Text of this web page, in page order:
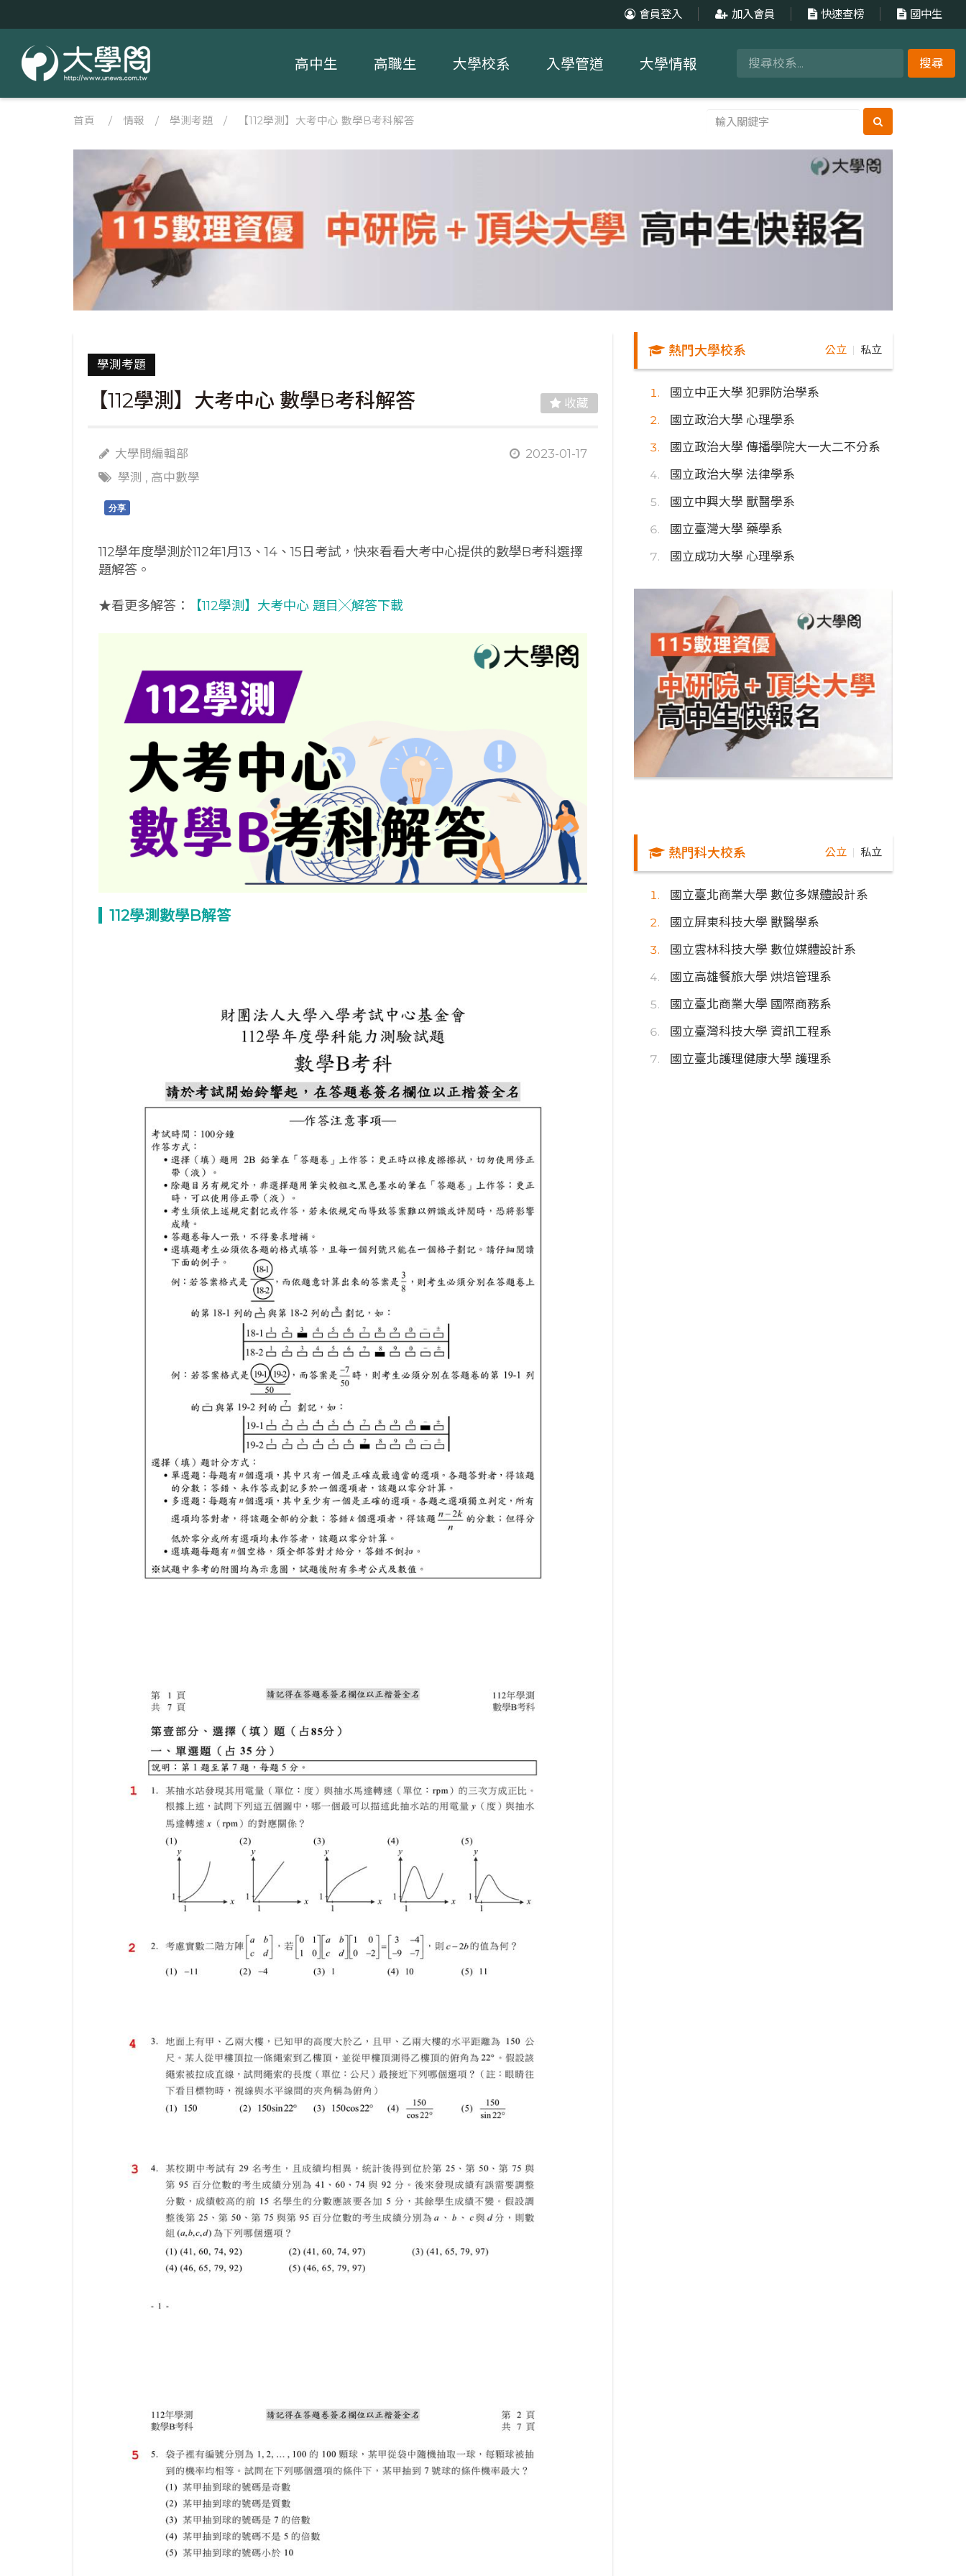
會員登入 加入會員 快速查榜 國中生
搜尋
高中生 高職生 大學校系 入學管道 大學情報
首頁 / 情報 / 學測考題 / 【112學測】大考中心 數學B考科解答
學測考題
【112學測】大考中心 數學B考科解答 收藏
大學問編輯部
2023-01-17
學測 , 高中數學
分享
112學年度學測於112年1月13、14、15日考試，快來看看大考中心提供的數學B考科選擇
題解答。
★看更多解答： 【112學測】大考中心 題目╳解答下載
112學測數學B解答
熱門大學校系 公立 私立
國立中正大學 犯罪防治學系
國立政治大學 心理學系
國立政治大學 傳播學院大一大二不分系
國立政治大學 法律學系
國立中興大學 獸醫學系
國立臺灣大學 藥學系
國立成功大學 心理學系
熱門科大校系 公立 私立
國立臺北商業大學 數位多媒體設計系
國立屏東科技大學 獸醫學系
國立雲林科技大學 數位媒體設計系
國立高雄餐旅大學 烘焙管理系
國立臺北商業大學 國際商務系
國立臺灣科技大學 資訊工程系
國立臺北護理健康大學 護理系